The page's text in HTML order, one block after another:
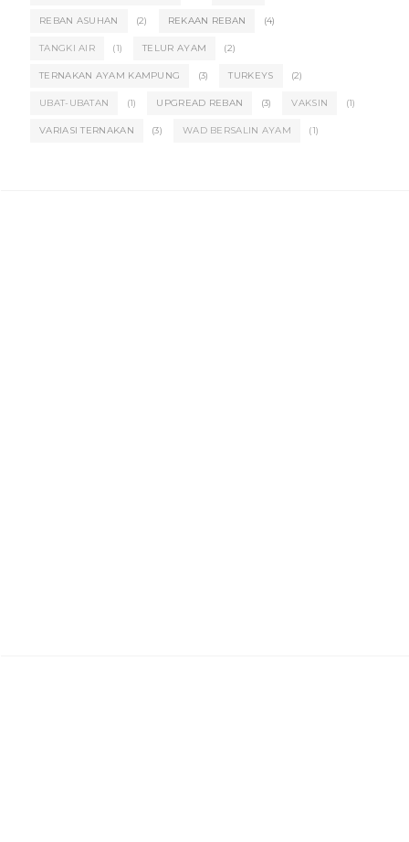
REBAN ASUHAN (2) REKAAN REBAN (4)
TANGKI AIR (1) TELUR AYAM (2)
TERNAKAN AYAM KAMPUNG (3) TURKEYS (2)
UBAT-UBATAN (1) UPGREAD REBAN (3) VAKSIN (1)
VARIASI TERNAKAN (3) WAD BERSALIN AYAM (1)